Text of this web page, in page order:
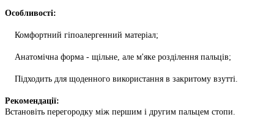
Особливості:
Комфортний гіпоалергенний матеріал;
Анатомічна форма - щільне, але м'яке розділення пальців;
Підходить для щоденного використання в закритому взутті.
Рекомендації:
Встановіть перегородку між першим і другим пальцем стопи.